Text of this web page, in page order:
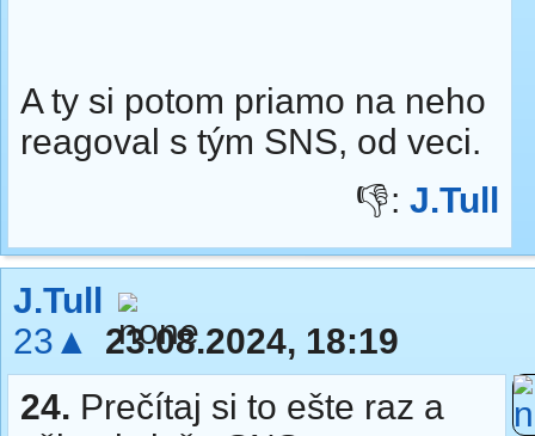
A ty si potom priamo na neho
reagoval s tým SNS, od veci.
👎: J.Tull
J.Tull
23▲
23.08.2024, 18:19
24. Prečítaj si to ešte raz a